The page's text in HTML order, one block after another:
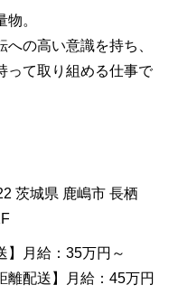
。
の高い意識を持ち、
って取り組める仕事で
茨城県 鹿嶋市 長栖
】月給：35万円～
離配送】月給：45万円